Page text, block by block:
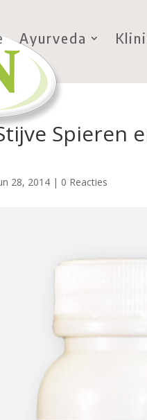
Ayurveda
Spieren
28, 2014 | 0 Reacties